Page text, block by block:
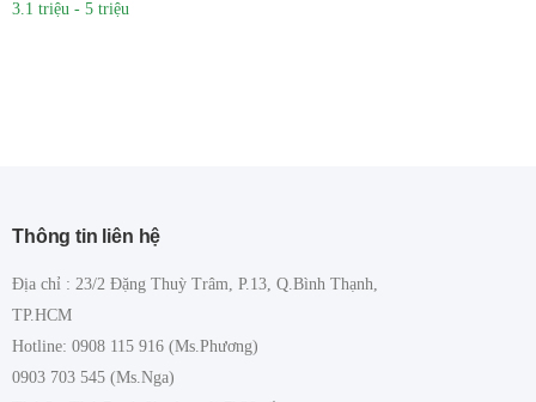
3.1 triệu - 5 triệu
Thông tin liên hệ
Địa chỉ : 23/2 Đặng Thuỳ Trâm, P.13, Q.Bình Thạnh,
TP.HCM
Hotline: 0908 115 916 (Ms.Phương)
0903 703 545 (Ms.Nga)